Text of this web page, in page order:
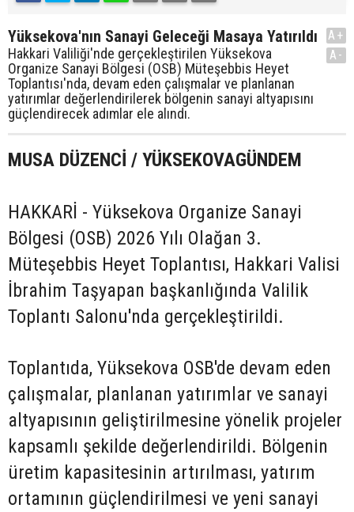
Yüksekova'nın Sanayi Geleceği Masaya Yatırıldı
Hakkari Valiliği'nde gerçekleştirilen Yüksekova
Organize Sanayi Bölgesi (OSB) Müteşebbis Heyet
Toplantısı'nda, devam eden çalışmalar ve planlanan
yatırımlar değerlendirilerek bölgenin sanayi altyapısını
güçlendirecek adımlar ele alındı.
A+
A-
MUSA DÜZENCİ / YÜKSEKOVAGÜNDEM
HAKKARİ - Yüksekova Organize Sanayi
Bölgesi (OSB) 2026 Yılı Olağan 3.
Müteşebbis Heyet Toplantısı, Hakkari Valisi
İbrahim Taşyapan başkanlığında Valilik
Toplantı Salonu'nda gerçekleştirildi.
Toplantıda, Yüksekova OSB'de devam eden
çalışmalar, planlanan yatırımlar ve sanayi
altyapısının geliştirilmesine yönelik projeler
kapsamlı şekilde değerlendirildi. Bölgenin
üretim kapasitesinin artırılması, yatırım
ortamının güçlendirilmesi ve yeni sanayi